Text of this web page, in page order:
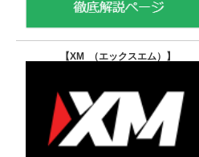
【XM （エックスエム） 】